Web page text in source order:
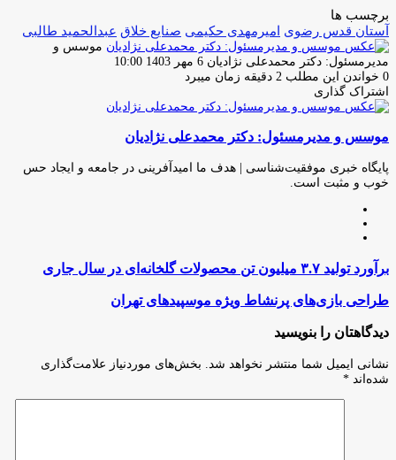
برچسب ها
آستان قدس رضوی امیرمهدی حکیمی صنایع خلاق عبدالحمید طالبی
موسس و
مدیرمسئول: دکتر محمدعلی نژادیان ارسال
ایمیل
6 مهر 1403 10:00
0 خواندن این مطلب 2 دقیقه زمان میبرد
اشتراک گذاری
فیس
توئیتر
لینکدین
واتس
تلگرام
اشتراک
از
ایمیل
چاپ
موسس و مدیرمسئول: دکتر محمدعلی نژادیان
پایگاه خبری موفقیت‌شناسی | هدف ما امیدآفرینی در جامعه و ایجاد حس
خوب و مثبت است.
برآورد
تولید
۳.۷
میلیون
محصولات
گلخانه‌ای
در
سال
برآورد تولید ۳.۷ میلیون تن محصولات گلخانه‌ای در سال جاری
طراحی
پرنشاط
موسپیدهای
تهران
طراحی بازی‌های پرنشاط ویژه موسپیدهای تهران
دیدگاهتان را بنویسید
نشانی ایمیل شما منتشر نخواهد شد.
بخش‌های موردنیاز علامت‌گذاری
شده‌اند *